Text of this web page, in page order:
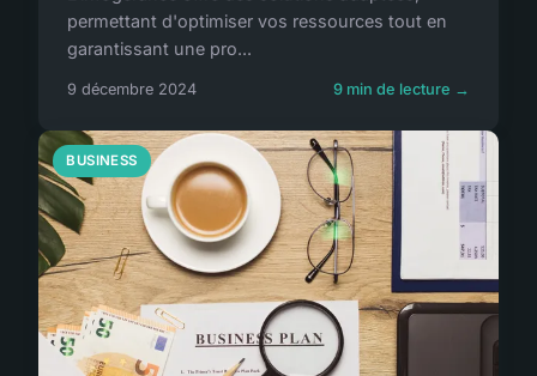
permettant d'optimiser vos ressources tout en
garantissant une pro...
9 décembre 2024 9 min de lecture →
BUSINESS